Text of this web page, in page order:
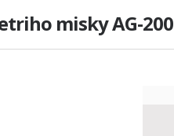
misky AG-200